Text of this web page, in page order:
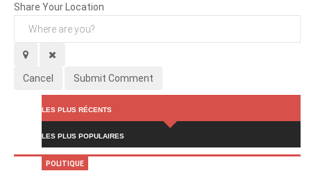
Share Your Location
Cancel Submit Comment
LES PLUS RÉCENTS
LES PLUS POPULAIRES
POLITIQUE